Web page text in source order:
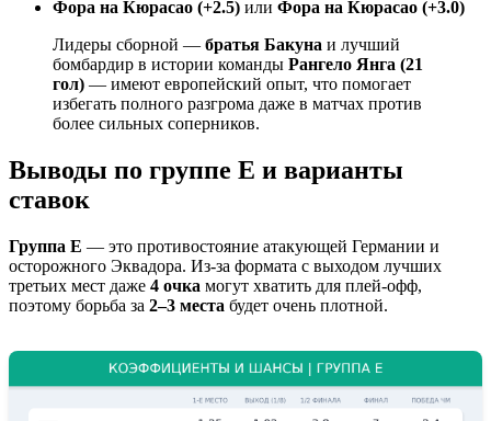
Фора на Кюрасао (+2.5) или Фора на Кюрасао (+3.0)
Лидеры сборной — братья Бакуна и лучший
бомбардир в истории команды Рангело Янга (21
гол) — имеют европейский опыт, что помогает
избегать полного разгрома даже в матчах против
более сильных соперников.
Выводы по группе E и варианты
ставок
Группа E — это противостояние атакующей Германии и
осторожного Эквадора. Из-за формата с выходом лучших
третьих мест даже 4 очка могут хватить для плей-офф,
поэтому борьба за 2–3 места будет очень плотной.